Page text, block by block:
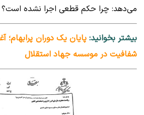
می‌دهد: چرا حکم قطعی اجرا نشده است؟
بیشتر بخوانید:پایان یک دوران پرابهام؛
شفافیت در موسسه جهاد استقلال